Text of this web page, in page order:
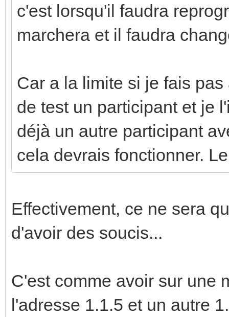
c'est lorsqu'il faudra
marchera et il faudra
Car a la limite si je fais
de test un participant et je
déjà un autre participant
cela devrais fonctionner.
Effectivement, ce ne sera
d'avoir des soucis...
C'est comme avoir sur une
l'adresse 1.1.5 et un autre 1.